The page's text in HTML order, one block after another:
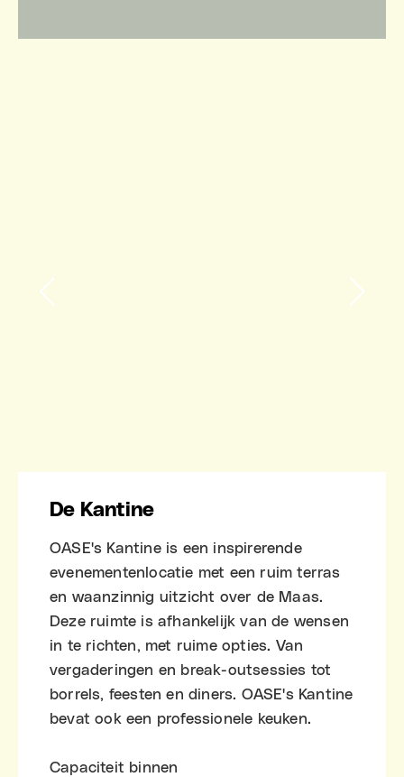
De Kantine
OASE's Kantine is een inspirerende
evenementenlocatie met een ruim terras
en waanzinnig uitzicht over de Maas.
Deze ruimte is afhankelijk van de wensen
in te richten, met ruime opties. Van
vergaderingen en break-outsessies tot
borrels, feesten en diners. OASE's Kantine
bevat ook een professionele keuken.
Capaciteit binnen